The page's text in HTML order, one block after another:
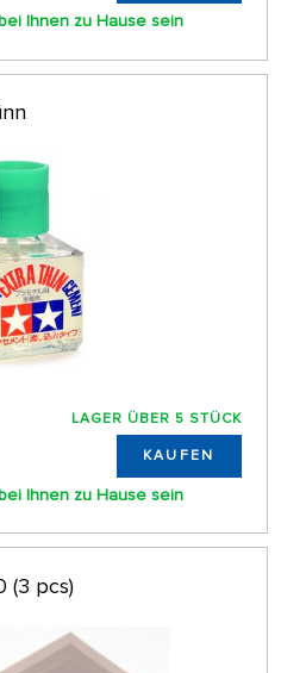
Ihnen zu Hause sein
LAGER ÜBER 5 STÜCK
KAUFEN
Ihnen zu Hause sein
(3 pcs)